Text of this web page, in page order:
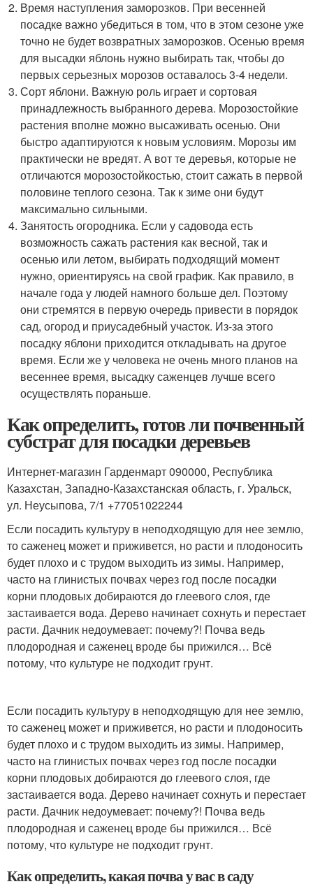
Время наступления заморозков. При весенней
посадке важно убедиться в том, что в этом сезоне уже
точно не будет возвратных заморозков. Осенью время
для высадки яблонь нужно выбирать так, чтобы до
первых серьезных морозов оставалось 3-4 недели.
Сорт яблони. Важную роль играет и сортовая
принадлежность выбранного дерева. Морозостойкие
растения вполне можно высаживать осенью. Они
быстро адаптируются к новым условиям. Морозы им
практически не вредят. А вот те деревья, которые не
отличаются морозостойкостью, стоит сажать в первой
половине теплого сезона. Так к зиме они будут
максимально сильными.
Занятость огородника. Если у садовода есть
возможность сажать растения как весной, так и
осенью или летом, выбирать подходящий момент
нужно, ориентируясь на свой график. Как правило, в
начале года у людей намного больше дел. Поэтому
они стремятся в первую очередь привести в порядок
сад, огород и приусадебный участок. Из-за этого
посадку яблони приходится откладывать на другое
время. Если же у человека не очень много планов на
весеннее время, высадку саженцев лучше всего
осуществлять пораньше.
Как определить, готов ли почвенный
субстрат для посадки деревьев
Интернет-магазин Гарденмарт 090000, Республика
Казахстан, Западно-Казахстанская область, г. Уральск,
ул. Неусыпова, 7/1 +77051022244
Если посадить культуру в неподходящую для нее землю,
то саженец может и приживется, но расти и плодоносить
будет плохо и с трудом выходить из зимы. Например,
часто на глинистых почвах через год после посадки
корни плодовых добираются до глеевого слоя, где
застаивается вода. Дерево начинает сохнуть и перестает
расти. Дачник недоумевает: почему?! Почва ведь
плодородная и саженец вроде бы прижился… Всё
потому, что культуре не подходит грунт.
Если посадить культуру в неподходящую для нее землю,
то саженец может и приживется, но расти и плодоносить
будет плохо и с трудом выходить из зимы. Например,
часто на глинистых почвах через год после посадки
корни плодовых добираются до глеевого слоя, где
застаивается вода. Дерево начинает сохнуть и перестает
расти. Дачник недоумевает: почему?! Почва ведь
плодородная и саженец вроде бы прижился… Всё
потому, что культуре не подходит грунт.
Как определить, какая почва у вас в саду